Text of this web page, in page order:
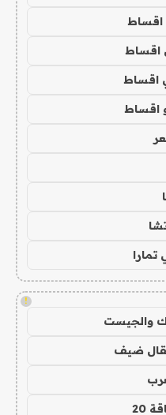
اقساط
اقساط
اقساط
اقساط
!
والجيست
20